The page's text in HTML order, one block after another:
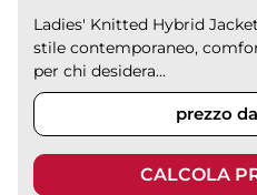
Ladies' Knitted Hybrid
stile contemporaneo,
per chi desidera...
prezzo
CALCOLA